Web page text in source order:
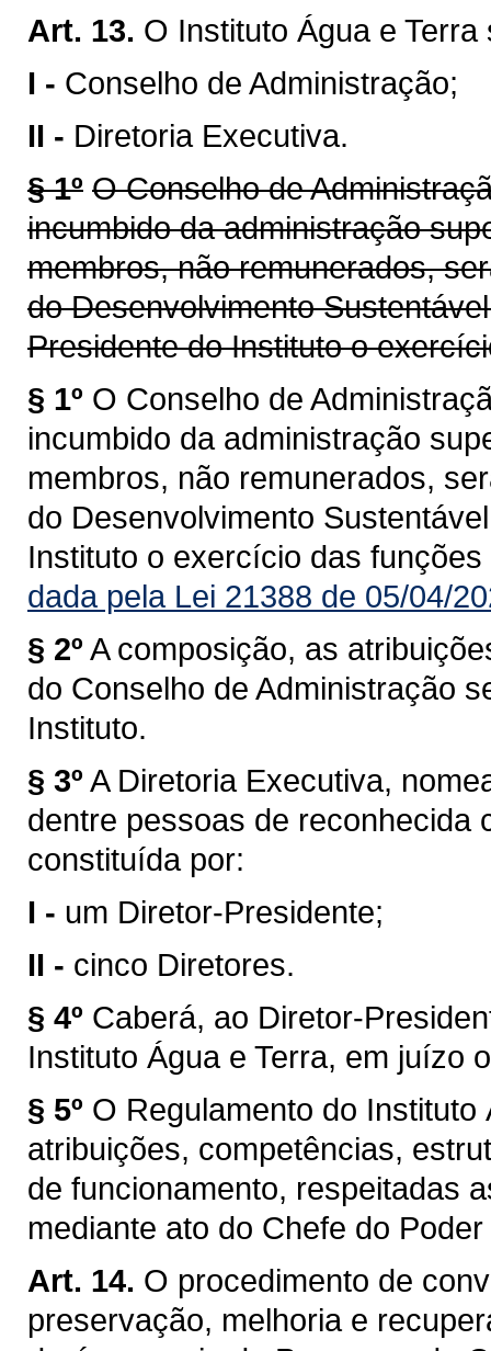
Art. 13. O Instituto Água e
I - Conselho de Administração;
II - Diretoria Executiva.
§ 1º O Conselho de
incumbido da administração
membros, não remunerados,
do Desenvolvimento
Presidente do Instituto o
§ 1º O Conselho de
incumbido da administração
membros, não remunerados,
do Desenvolvimento
Instituto o exercício das
dada pela Lei 21388 de 05/04/
§ 2º A composição, as
do Conselho de Administração
Instituto.
§ 3º A Diretoria Executiva,
dentre pessoas de reconhecida
constituída por:
I - um Diretor-Presidente;
II - cinco Diretores.
§ 4º Caberá, ao Diretor-
Instituto Água e Terra, em juízo
§ 5º O Regulamento do
atribuições, competências,
de funcionamento, respeitadas
mediante ato do Chefe do
Art. 14. O procedimento de
preservação, melhoria e